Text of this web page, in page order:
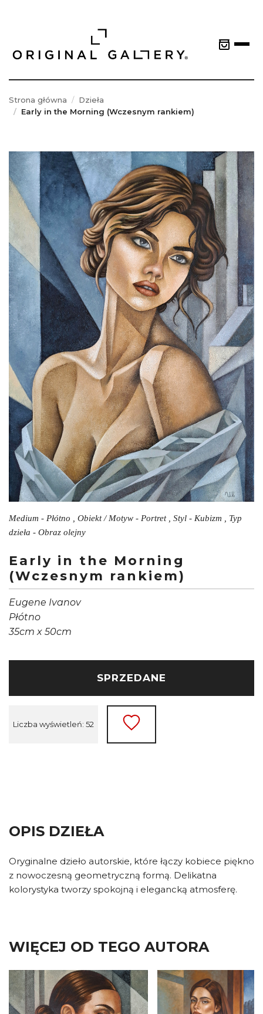
Strona główna
Dzieła
Early in the Morning (Wczesnym rankiem)
Medium - Płótno , Obiekt / Motyw - Portret , Styl - Kubizm , Typ
dzieła - Obraz olejny
Early in the Morning
(Wczesnym rankiem)
Eugene Ivanov
Płótno
35cm x 50cm
SPRZEDANE
Liczba wyświetleń: 52
OPIS DZIEŁA
Oryginalne dzieło autorskie, które łączy kobiece piękno
z nowoczesną geometryczną formą. Delikatna
kolorystyka tworzy spokojną i elegancką atmosferę.
WIĘCEJ OD TEGO AUTORA